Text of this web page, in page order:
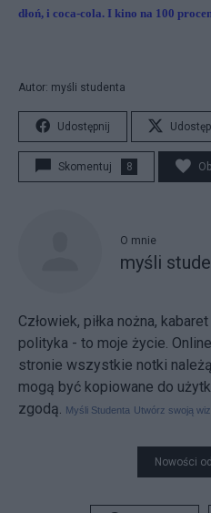
dłoń, i coca-cola. I kino na 100
Autor: myśli studenta
Udostępnij
Skomentuj 8
O mnie
myśli
Człowiek, piłka nożna,
polityka - to moje życie.
stronie wszystkie notki
mogą być kopiowane do
zgodą. Myśli Studenta Utwórz swoją
Nowości